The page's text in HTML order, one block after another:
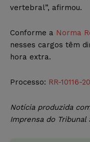
vertebral”, afirmou.
Conforme a Norma
nesses cargos têm
hora extra.
Processo: RR-10116-
Notícia produzida
Imprensa do